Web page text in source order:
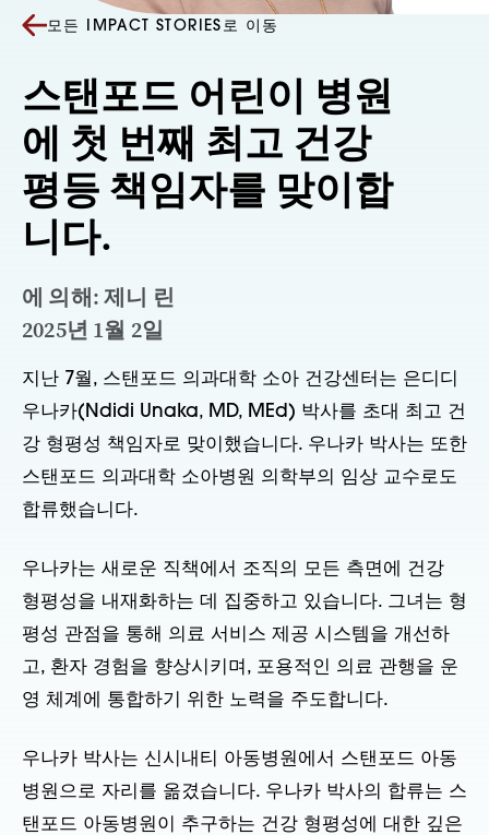
모든 IMPACT STORIES로 이동
스탠포드 어린이 병원
에 첫 번째 최고 건강
평등 책임자를 맞이합
니다.
에 의해: 제니 린
2025년 1월 2일
지난 7월, 스탠포드 의과대학 소아 건강센터는 은디디
우나카(Ndidi Unaka, MD, MEd) 박사를 초대 최고 건
강 형평성 책임자로 맞이했습니다. 우나카 박사는 또한
스탠포드 의과대학 소아병원 의학부의 임상 교수로도
합류했습니다.
우나카는 새로운 직책에서 조직의 모든 측면에 건강
형평성을 내재화하는 데 집중하고 있습니다. 그녀는 형
평성 관점을 통해 의료 서비스 제공 시스템을 개선하
고, 환자 경험을 향상시키며, 포용적인 의료 관행을 운
영 체계에 통합하기 위한 노력을 주도합니다.
우나카 박사는 신시내티 아동병원에서 스탠포드 아동
병원으로 자리를 옮겼습니다. 우나카 박사의 합류는 스
탠포드 아동병원이 추구하는 건강 형평성에 대한 깊은